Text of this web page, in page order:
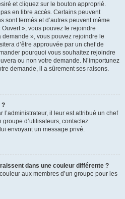
et cliquez sur le bouton approprié.
en libre accès. Certains peuvent
sont fermés et d’autres peuvent même
», vous pouvez le rejoindre
demande », vous pouvez rejoindre le
d’être approuvée par un chef de
pourquoi vous souhaitez rejoindre
ou non votre demande. N’importunez
demande, il a sûrement ses raisons.
?
l’administrateur, il leur est attribué un chef
d’utilisateurs, contactez
envoyant un message privé.
dans une couleur différente ?
aux membres d’un groupe pour les